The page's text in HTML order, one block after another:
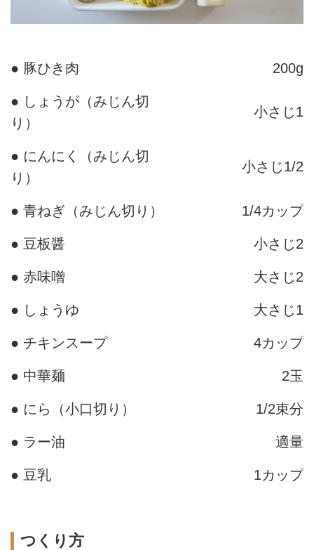
● 豚ひき肉 200g
● しょうが（みじん切
り）
小さじ1
● にんにく（みじん切
り）
小さじ1/2
● 青ねぎ（みじん切り） 1/4カップ
● 豆板醤 小さじ2
● 赤味噌 大さじ2
● しょうゆ 大さじ1
● チキンスープ 4カップ
● 中華麺 2玉
● にら（小口切り） 1/2束分
● ラー油 適量
● 豆乳 1カップ
つくり方